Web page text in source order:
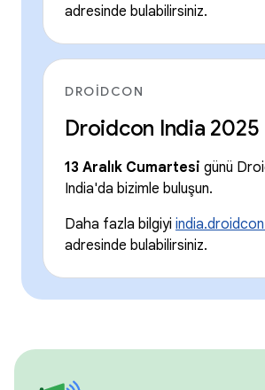
adresinde bulabilirsiniz.
DROIDCON
Droidcon India 2025
13 Aralık Cumartesi günü
India'da bizimle buluşun.
Daha fazla bilgiyi
adresinde bulabilirsiniz.